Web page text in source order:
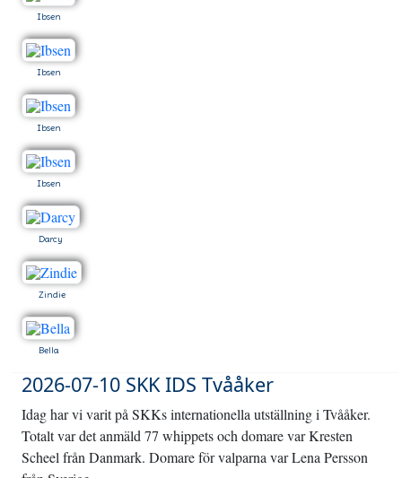
Ibsen
Ibsen
Ibsen
Ibsen
Darcy
Zindie
Bella
2026-07-10 SKK IDS Tvååker
Idag har vi varit på SKKs internationella utställning i Tvååker.
Totalt var det anmäld 77 whippets och domare var Kresten
Scheel från Danmark. Domare för valparna var Lena Persson